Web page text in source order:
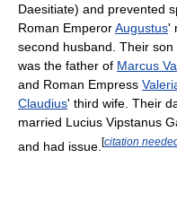
Daesitiate) and prevented
Roman EmperorAugustus'
second husband. Their son
was the father of Marcus
and Roman Empress
Claudius' third wife. Their
married Lucius Vipstanus
and had issue. [citation